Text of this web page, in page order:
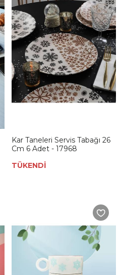
Kar Taneleri Servis Tabağı 26
Cm 6 Adet - 17968
TÜKENDİ